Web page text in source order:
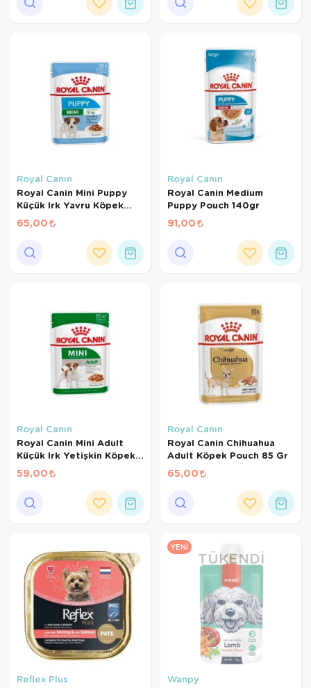
Royal Canın
Royal Canin Mini Puppy
Küçük Irk Yavru Köpek
Pouch 85gr
65,00
Royal Canın
Royal Canin Medium
Puppy Pouch 140gr
91,00
Royal Canın
Royal Canin Mini Adult
Küçük Irk Yetişkin Köpek
Pouch 85gr
59,00
Royal Canın
Royal Canin Chihuahua
Adult Köpek Pouch 85 Gr
65,00
Reflex Plus
TÜKENDI
YENI
Wanpy